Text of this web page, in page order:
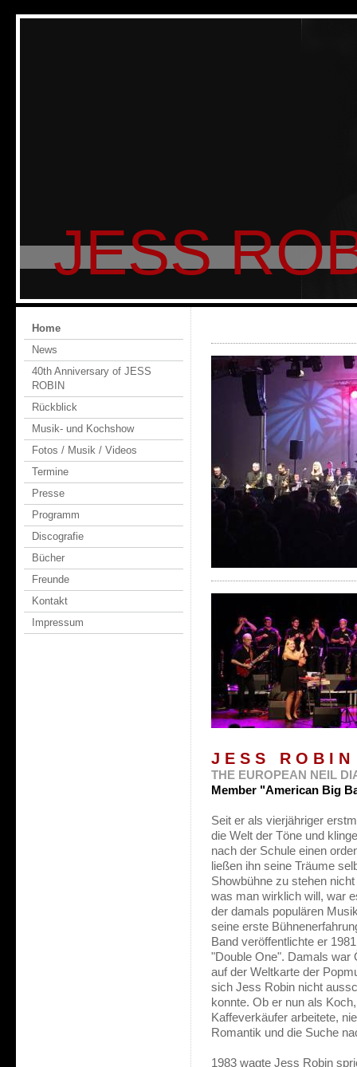
JESS
Home
News
40th Anniversary of JESS
ROBIN
Rückblick
Musik- und Kochshow
Fotos / Musik / Videos
Termine
Presse
Programm
Discografie
Bücher
Freunde
Kontakt
Impressum
J E S S R O B I N
THE EUROPEAN NEIL
Member "American Big
Seit er als vierjähriger
die Welt der Töne und
nach der Schule einen
ließen ihn seine Träume
Showbühne zu stehen
was man wirklich will, war
der damals populären
seine erste
Band veröffentlichte er
"Double One". Damals war
auf der Weltkarte der
sich Jess Robin nicht
konnte. Ob er nun als
Kaffeverkäufer arbeitete,
Romantik und die Suche
1983 wagte Jess Robin